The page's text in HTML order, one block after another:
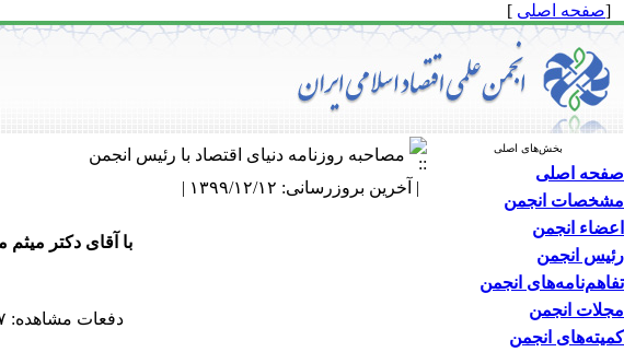
[صفحه اصلی ]
بخش‌های اصلی
صفحه اصلی
مشخصات انجمن
اعضاء انجمن
رئیس انجمن
تفاهم‌نامه‌های انجمن
مجلات انجمن
کمیته‌های انجمن
مصاحبه روزنامه دنیای اقتصاد با رئیس انجمن
| آخرین بروزرسانی: ۱۳۹۹/۱۲/۱۲ |
با آقای دکتر
دفعات مشاهده: ۱۵۸۷ بار | دفعات چاپ: ۶۴۵ بار | دفعات ارسال به دیگران: ۰ بار |